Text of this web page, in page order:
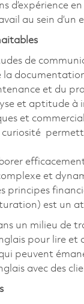
d’expérience
au sein
de
la
et du
et aptitude à
et
et
principes
est un
un milieu de
pour lire
peuvent
avec des